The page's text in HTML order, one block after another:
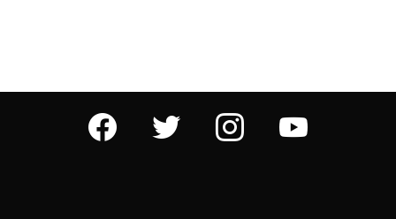
facebook twitter instagram youtube